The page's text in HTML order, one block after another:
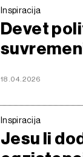
Inspiracija
Devet
18.04.2026
Inspiracija
Jesu li